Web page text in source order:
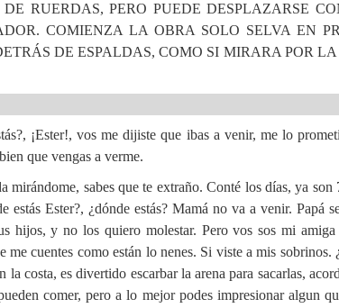
RUERDAS, PERO PUEDE DESPLAZARSE
COMIENZA LA OBRA SOLO SELVA EN
DE ESPALDAS, COMO SI MIRARA POR
¡Ester!, vos me dijiste que ibas a venir, me lo
que vengas a verme.
mirándome, sabes que te extraño. Conté los días, ya
estás Ester?, ¿dónde estás? Mamá no va a venir. Papá
hijos, y no los quiero molestar. Pero vos sos mi
me cuentes como están lo nenes. Si viste a mis sobrinos.
la costa, es divertido escarbar la arena para sacarlas,
comer, pero a lo mejor podes impresionar algun